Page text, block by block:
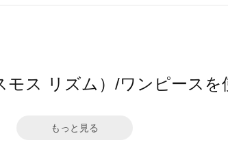
モス リズム）/ワンピース
もっと見る